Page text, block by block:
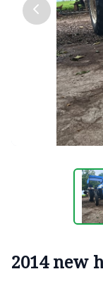
2014 new